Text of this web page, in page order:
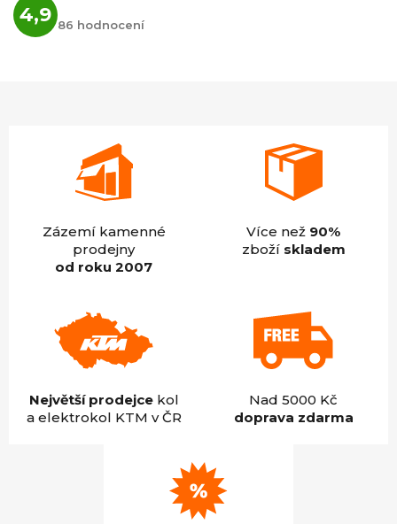
4,9 hodnocení
obchodu
86 hodnocení
Zázemí kamenné
prodejny
od roku 2007
Více než 90%
zboží skladem
Největší prodejcekol
a elektrokol KTM v ČR
Nad 5000 Kč
doprava zdarma